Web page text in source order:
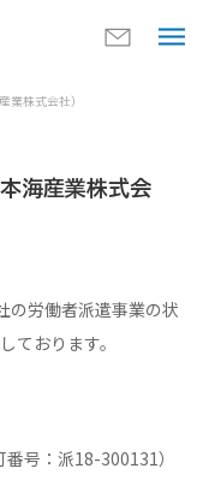
業株式会社）
海産業株式会
の労働者派遣事業の状
ております。
番号：派18-300131）